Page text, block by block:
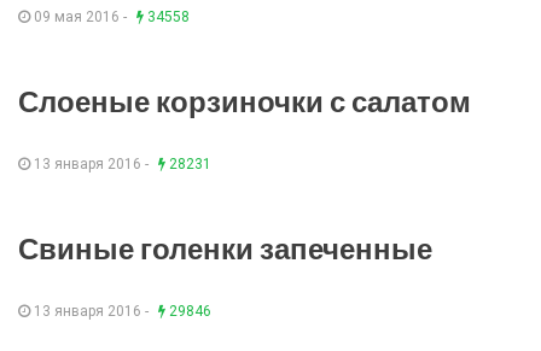
09 мая 2016 - 34558
Слоеные корзиночки с салатом
13 января 2016 - 28231
Свиные голенки запеченные
13 января 2016 - 29846